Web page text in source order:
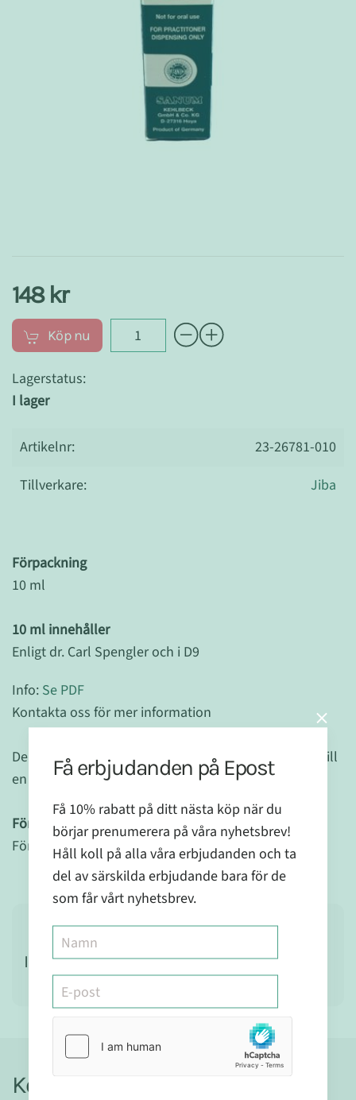
148 kr
Köp nu
Lagerstatus:
I lager
Artikelnr:
23-26781-010
Tillverkare:
Jiba
Förpackning
10 ml
10 ml innehåller
Enligt dr. Carl Spengler och i D9
Info: Se PDF
Kontakta oss för mer information
Denna produkt skall ej användas som ett alternativ till
en varierad kost.
Förvaring:
Förvaras utom syn- och räckhåll för små barn.
Ingredienser
Kontakt
Få erbjudanden på Epost
Få 10% rabatt på ditt nästa köp när du
börjar prenumerera på våra nyhetsbrev!
Håll koll på alla våra erbjudanden och ta
del av särskilda erbjudande bara för de
som får vårt nyhetsbrev.